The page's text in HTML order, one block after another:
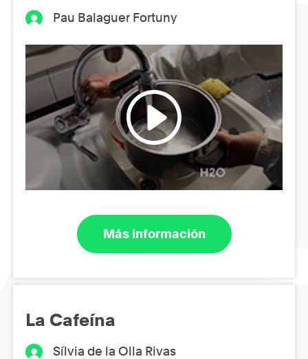
Pau Balaguer Fortuny
Más información
La Cafeína
Sílvia de la Olla Rivas